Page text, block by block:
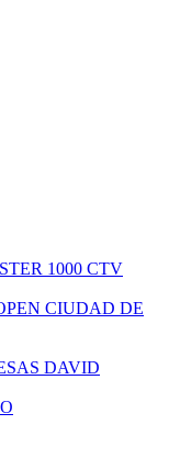
1000 CTV
CIUDAD DE
DAVID